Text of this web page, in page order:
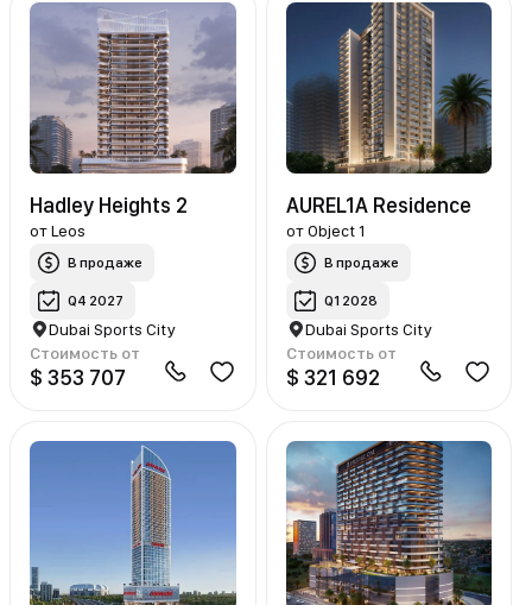
Hadley Heights 2
отLeos
В продаже
Q4 2027
Dubai Sports City
Стоимость от
$ 353 707
AUREL1A Residence
от Object 1
В продаже
Q1 2028
Dubai Sports City
Стоимость от
$ 321 692